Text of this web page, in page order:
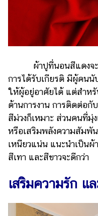
แจ้ง
ร่วม
งาน
กับ
เรา
ผ้าปูที่นอนสีแดงจะช่ว
การได้รับเกียรติ มีผู้คนนั
ให้ผู้อยู่อาศัยได้ แต่สำห
ด้านการงาน การติดต่อ
สีม่วงก็เหมาะ ส่วนคนที่มุ่
หรือเสริมพลังความสัมพั
เหนียวแน่น แนะนำเป็นผ้
สีเทา และสีขาวจะดีกว่า
เสริมความรัก แ